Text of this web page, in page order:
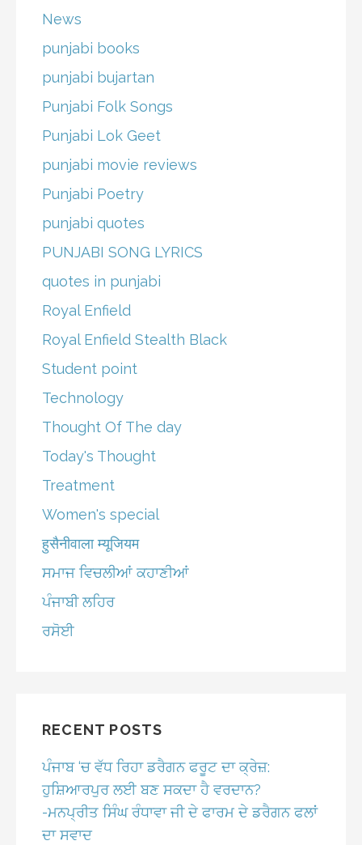
News
punjabi books
punjabi bujartan
Punjabi Folk Songs
Punjabi Lok Geet
punjabi movie reviews
Punjabi Poetry
punjabi quotes
PUNJABI SONG LYRICS
quotes in punjabi
Royal Enfield
Royal Enfield Stealth Black
Student point
Technology
Thought Of The day
Today's Thought
Treatment
Women's special
हुसैनीवाला म्यूजियम
ਸਮਾਜ ਵਿਚਲੀਆਂ ਕਹਾਣੀਆਂ
ਪੰਜਾਬੀ ਲਹਿਰ
ਰਸੋਈ
RECENT POSTS
ਪੰਜਾਬ ‘ਚ ਵੱਧ ਰਿਹਾ ਡਰੈਗਨ ਫਰੂਟ ਦਾ ਕ੍ਰੇਜ਼:
ਹੁਸ਼ਿਆਰਪੁਰ ਲਈ ਬਣ ਸਕਦਾ ਹੈ ਵਰਦਾਨ?
-ਮਨਪ੍ਰੀਤ ਸਿੰਘ ਰੰਧਾਵਾ ਜੀ ਦੇ ਫਾਰਮ ਦੇ ਡਰੈਗਨ ਫਲਾਂ
ਦਾ ਸਵਾਦ